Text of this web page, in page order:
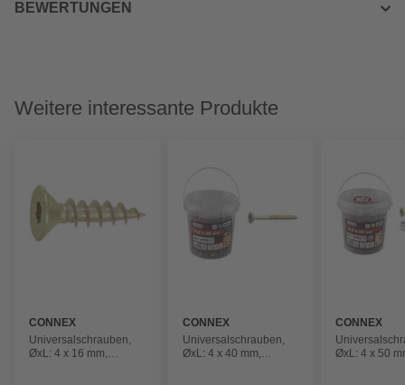
BEWERTUNGEN
Weitere interessante Produkte
CONNEX
Universalschrauben,
ØxL: 4 x 16 mm,
CONNEX
Universalschrauben,
ØxL: 4 x 40 mm,
CONNEX
ØxL: 4 x 50